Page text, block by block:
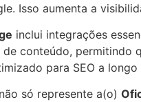
Isso aumenta a
inclui integrações
conteúdo, permitindo
para SEO a longo
só represente a(o)